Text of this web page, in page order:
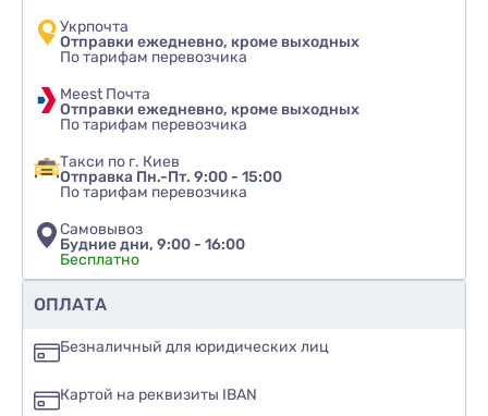
Рекомендуете ли вы этот товар
да
Укрпочта
Отправки ежедневно, кроме выходных
По тарифам перевозчика
Meest Почта
Отправки ежедневно, кроме выходных
По тарифам перевозчика
Такси по г. Киев
Отправка Пн.-Пт. 9:00 - 15:00
По тарифам перевозчика
Самовывоз
Будние дни, 9:00 - 16:00
Бесплатно
ОПЛАТА
Безналичный для юридических лиц
Картой на реквизиты IBAN